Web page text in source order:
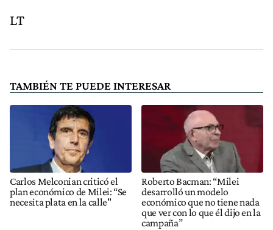
LT
TAMBIÉN TE PUEDE INTERESAR
Carlos Melconian criticó el
plan económico de Milei: “Se
necesita plata en la calle"
Roberto Bacman: “Milei
desarrolló un modelo
económico que no tiene nada
que ver con lo que él dijo en la
campaña”